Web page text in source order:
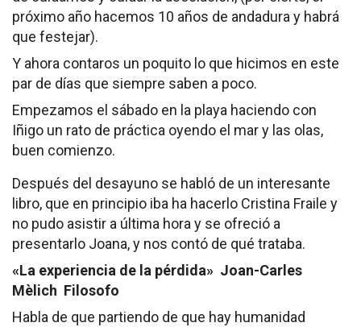
próximo año hacemos 10 años de andadura y habrá
que festejar).
Y ahora contaros un poquito lo que hicimos en este
par de días que siempre saben a poco.
Empezamos el sábado en la playa haciendo con
Iñigo un rato de práctica oyendo el mar y las olas,
buen comienzo.
Después del desayuno se habló de un interesante
libro, que en principio iba ha hacerlo Cristina Fraile y
no pudo asistir a última hora y se ofreció a
presentarlo Joana, y nos contó de qué trataba.
«La experiencia de la pérdida» Joan-Carles
Mèlich Filosofo
Habla de que partiendo de que hay humanidad